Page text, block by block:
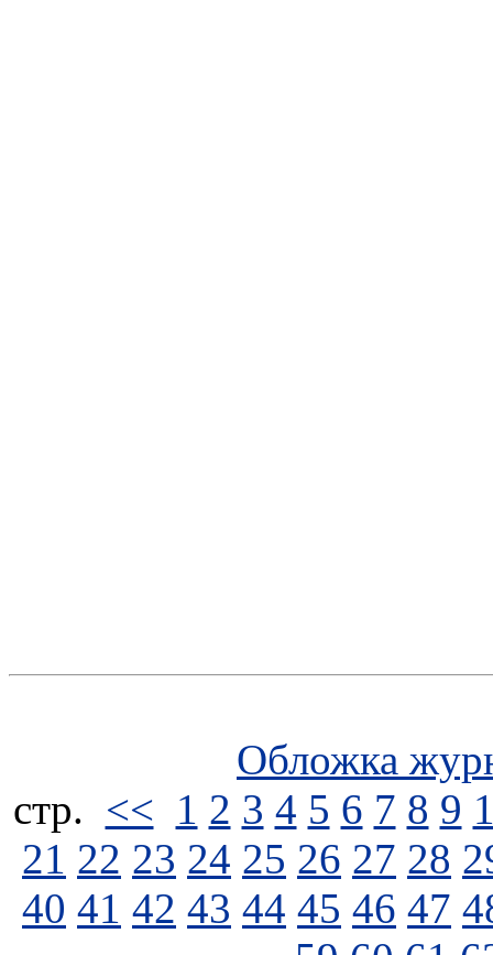
Обложка
стp. << 1 2 3 4 5 6 7 8 9
21 22 23 24 25 26 27 28
40 41 42 43 44 45 46 47